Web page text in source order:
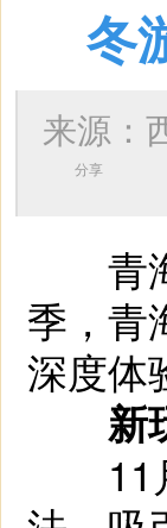
冬
来源
分享
青海
季，青
深度体
新
11月